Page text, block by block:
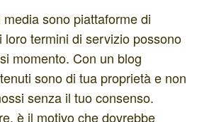
sono piattaforme di
loro termini di servizio possono
momento. Con un blog
sono di tua proprietà e non
senza il tuo consenso.
è il motivo che dovrebbe